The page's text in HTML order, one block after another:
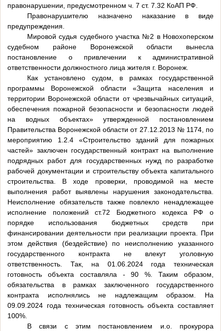
правонарушении, предусмотренном ч. 7 ст. 7.32 КоАП РФ.
Правонарушителю назначено наказание в виде
предупреждения.
Мировой судья судебного участка №2 в Новохоперском
судебном районе Воронежской области вынесла
постановление о привлечении к административной
ответственности должностного лица жителя г. Воронеж.
Как установлено судом, в рамках государственной
программы Воронежской области «Защита населения и
территории Воронежской области от чрезвычайных ситуаций,
обеспечения пожарной безопасности и безопасности людей
на водных объектах» утвержденной постановлением
Правительства Воронежской области от 27.12.2013 № 1174, по
мероприятию 1.2.4 «Строительство зданий для пожарных
частей» заключен государственный контракт на выполнение
подрядных работ для государственных нужд по разработке
рабочей документации и строительству объекта капитального
строительства. В ходе проверки, проводимой на месте
выполнения работ выявлены нарушения законодательства.
Неисполнение обязательств также повлекло ненадлежащее
исполнение положений ст.72 Бюджетного кодекса РФ о
порядке использования бюджетных средств при
финансировании деятельности при реализации проекта. При
этом действия (бездействие) по неисполнению указанного
государственного контракта не влекут уголовную
ответственность. Так, на 01.06.2024 года техническая
готовность объекта составляла - 90 %. Таким образом,
обязательства в рамках заключенного государственного
контракта исполнялись не надлежащим образом. На
09.09.2024 года техническая готовность объекта составляет
100%.
В связи с этим постановлением и.о. прокурора